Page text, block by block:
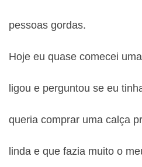
pessoas gordas.
Hoje eu quase comecei
ligou e perguntou se eu
queria comprar uma calça
linda e que fazia muito o